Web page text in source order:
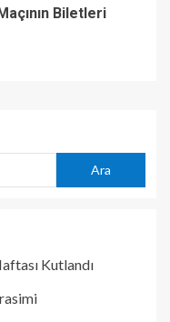
Biletleri
Ara
Kutlandı